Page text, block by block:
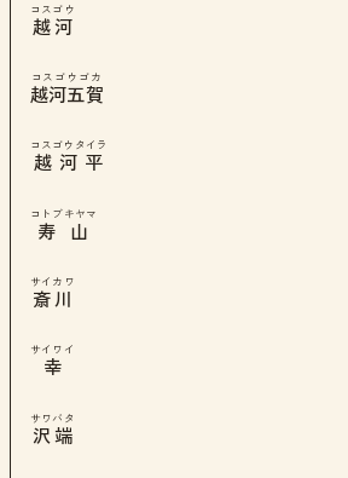
越河
コスゴウ
越河五賀
コスゴウゴカ
越河平
コスゴウタイラ
寿山
コトブキヤマ
斎川
サイカワ
幸
サイワイ
沢端
サワバタ